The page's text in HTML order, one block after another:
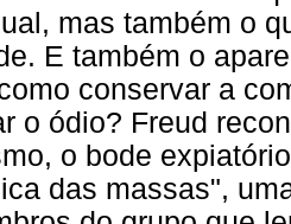
mas também o
E também o
conservar a
o ódio? Freud
o bode
das massas",